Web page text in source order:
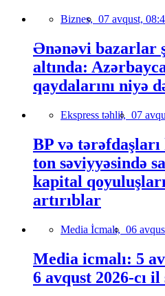
Biznes, 07 avqust,
Ənənəvi bazarlar
altında:
qaydalarını niyə
Ekspress təhlil, 07
BP və
ton səviyyəsində
kapital
artırıblar
Media İcmalı, 06
Media icmalı: 5
6 avqust 2026-cı